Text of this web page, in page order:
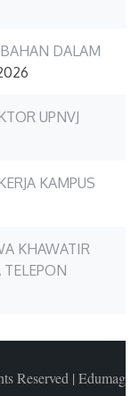
DALAM
UPNVJ
KAMPUS
KHAWATIR
Reserved | Edumag